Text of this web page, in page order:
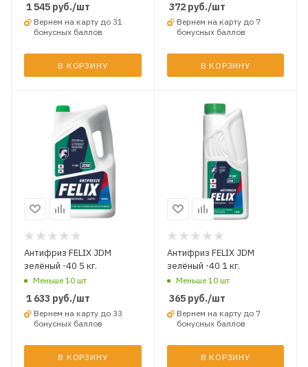
1 545 руб./шт
Вернем на карту до 31
бонусных баллов
В КОРЗИНУ
372руб./шт
Вернем на карту до 7
бонусных баллов
В КОРЗИНУ
Антифриз FELIX JDM
зелёный -40 5 кг.
Меньше 10 шт
1 633 руб./шт
Вернем на карту до 33
бонусных баллов
В КОРЗИНУ
Антифриз FELIX JDM
зелёный -40 1 кг.
Меньше 10 шт
365руб./шт
Вернем на карту до 7
бонусных баллов
В КОРЗИНУ